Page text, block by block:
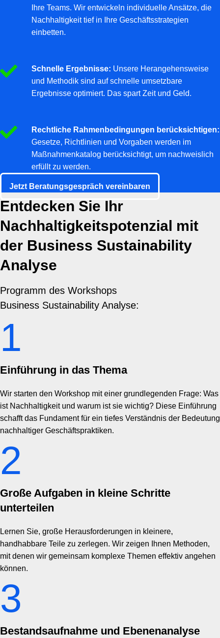
Ihre Teams. Wir entwickeln individuelle Ansätze, die
Nachhaltigkeit tief in Ihre Geschäftsstrategien
einbetten.
Schnelle Ergebnisse: Unsere Herangehensweise
und Methodik sind auf schnelle umsetzbare
Ergebnisse optimiert. Das spart Zeit und Geld.
Rechtliche Rahmenbedingungen berücksichtigen:
Gesetze, Richtlinien und Vorgaben werden im
Maßnahmenkatalog berücksichtigt, um nachweislich
erfüllt zu werden.
Jetzt Beratungsgespräch vereinbaren
Entdecken Sie Ihr
Nachhaltigkeitspotenzial mit
der Business Sustainability
Analyse
Programm des Workshops
Business Sustainability Analyse:
1
Einführung in das Thema
Wir starten den Workshop mit einer grundlegenden Frage: Was
ist Nachhaltigkeit und warum ist sie wichtig? Diese Einführung
schafft das Fundament für ein tiefes Verständnis der Bedeutung
nachhaltiger Geschäftspraktiken.
2
Große Aufgaben in kleine Schritte
unterteilen
Lernen Sie, große Herausforderungen in kleinere,
handhabbare Teile zu zerlegen. Wir zeigen Ihnen Methoden,
mit denen wir gemeinsam komplexe Themen effektiv angehen
können.
3
Bestandsaufnahme und Ebenenanalyse